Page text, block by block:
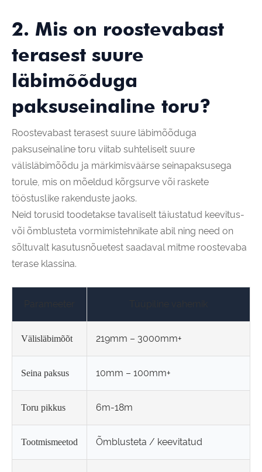
2. Mis on roostevabast
terasest suure
läbimõõduga
paksuseinaline toru?
Roostevabast terasest suure läbimõõduga
paksuseinaline toru viitab suhteliselt suure
välisläbimõõdu ja märkimisväärse seinapaksusega
torule, mis on mõeldud kõrgsurve või raskete
tööstuslike rakenduste jaoks.
Neid torusid toodetakse tavaliselt täiustatud keevitus-
või õmblusteta vormimistehnikate abil ning need on
sõltuvalt kasutusnõuetest saadaval mitme roostevaba
terase klassina.
Välisläbimõõt 219mm – 3000mm+
Seina paksus 10mm – 100mm+
Toru pikkus 6m-18m
Tootmismeetod Õmblusteta / keevitatud